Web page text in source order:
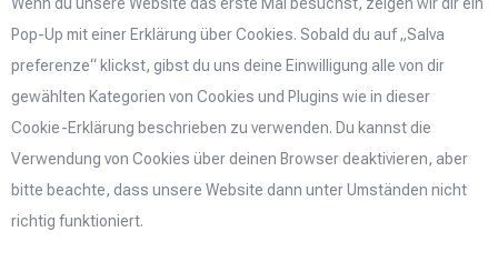
Wenn du unsere Website das erste Mal besuchst, zeigen wir dir ein
Pop-Up mit einer Erklärung über Cookies. Sobald du auf „Salva
preferenze“ klickst, gibst du uns deine Einwilligung alle von dir
gewählten Kategorien von Cookies und Plugins wie in dieser
Cookie-Erklärung beschrieben zu verwenden. Du kannst die
Verwendung von Cookies über deinen Browser deaktivieren, aber
bitte beachte, dass unsere Website dann unter Umständen nicht
richtig funktioniert.